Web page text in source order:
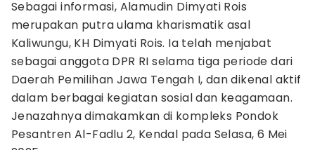
Sebagai informasi, Alamudin Dimyati Rois
merupakan putra ulama kharismatik asal
Kaliwungu, KH Dimyati Rois. Ia telah menjabat
sebagai anggota DPR RI selama tiga periode dari
Daerah Pemilihan Jawa Tengah I, dan dikenal aktif
dalam berbagai kegiatan sosial dan keagamaan.
Jenazahnya dimakamkan di kompleks Pondok
Pesantren Al-Fadlu 2, Kendal pada Selasa, 6 Mei